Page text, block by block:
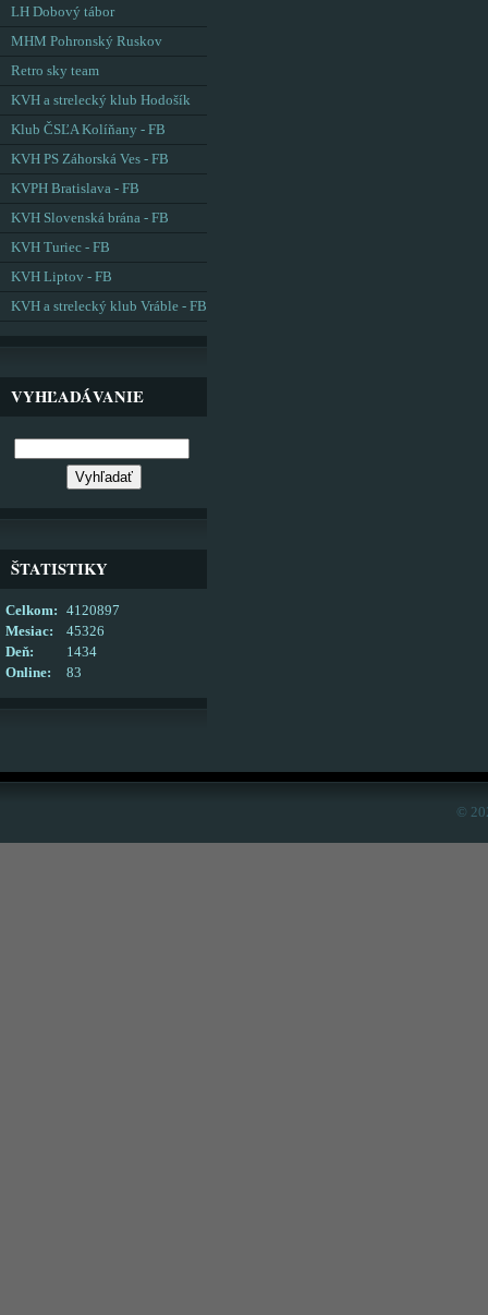
LH Dobový tábor
MHM Pohronský Ruskov
Retro sky team
KVH a strelecký klub Hodošík
Klub ČSĽA Kolíňany - FB
KVH PS Záhorská Ves - FB
KVPH Bratislava - FB
KVH Slovenská brána - FB
KVH Turiec - FB
KVH Liptov - FB
KVH a strelecký klub Vráble - FB
VYHĽADÁVANIE
ŠTATISTIKY
Online: 83
Celkom:
4120897
Mesiac:
45326
Deň:
1434
©